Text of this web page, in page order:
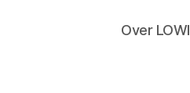
Over LOWI